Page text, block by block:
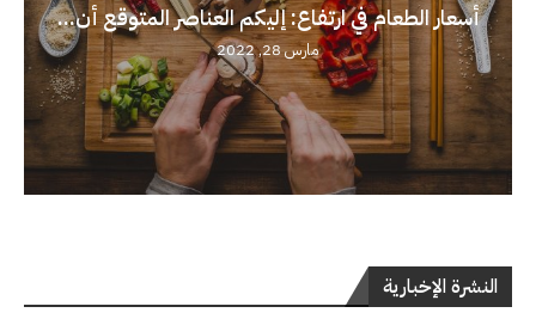
أسعار الطعام في ارتفاع: إليكم العناصر المتوقع أن...
مارس 28, 2022
النشرة الإخبارية